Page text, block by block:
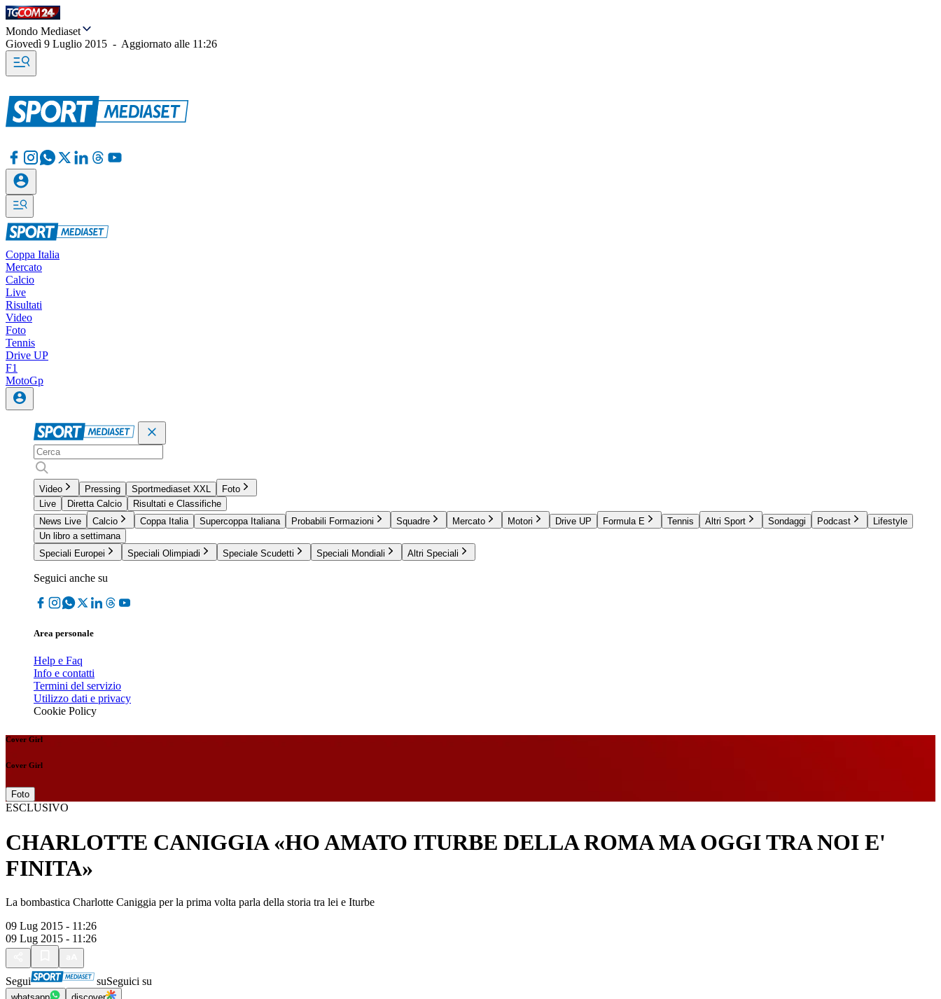
Mondo Mediaset
Giovedì 9 Luglio 2015 - Aggiornato alle 11:26
Coppa Italia
Mercato
Calcio
Live
Risultati
Video
Foto
Tennis
Drive UP
F1
MotoGp
Video Pressing Sportmediaset XXL
Foto
Live
Diretta Calcio
Risultati e Classifiche
News Live
Calcio Coppa Italia Supercoppa Italiana Probabili Formazioni Squadre Mercato Motori Drive UP Formula E Tennis Altri Sport Sondaggi Podcast
Lifestyle
Un libro a settimana
Speciali Europei
Speciali Olimpiadi Speciale Scudetti Speciali Mondiali Altri Speciali
Seguici anche su
Area personale
Help e Faq
Info e contatti
Termini del servizio
Utilizzo dati e privacy
Cookie Policy
Cover Girl
Cover Girl
Foto
ESCLUSIVO
CHARLOTTE CANIGGIA «HO AMATO ITURBE DELLA ROMA MA OGGI TRA NOI E'
FINITA»
La bombastica Charlotte Caniggia per la prima volta parla della storia tra lei e Iturbe
09 Lug 2015 - 11:26
09 Lug 2015 - 11:26
Segui suSeguici su